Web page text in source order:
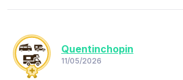
Quentinchopin
11/05/2026